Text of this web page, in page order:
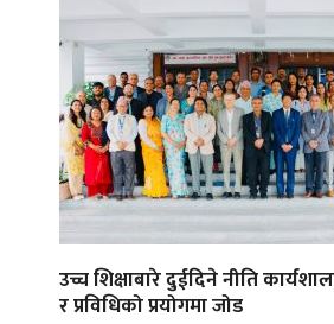
उच्च शिक्षाबारे दुईदिने नीति
र प्रविधिको प्रयोगमा जोड